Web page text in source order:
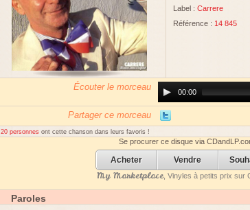
Label : Carrere
Référence : 14 845
Écouter le morceau
Player00:00
Partager ce morceau
20 personnes ont cette chanson dans leurs favoris !
Se procurer ce disque via
Acheter Vendre
My Marketplace, Vinyles à petits prix sur
Paroles